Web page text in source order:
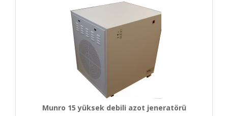
Munro 15 yüksek debili azot jeneratörü